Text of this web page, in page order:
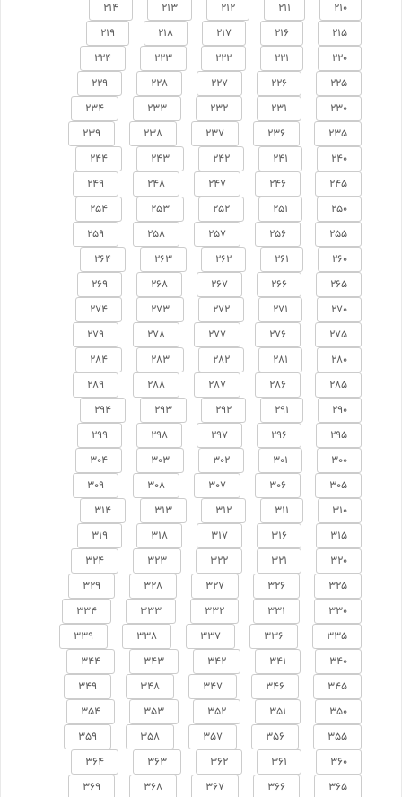
210
211
212
213
214
215
216
217
218
219
220
221
222
223
224
225
226
227
228
229
230
231
232
233
234
235
236
237
238
239
240
241
242
243
244
245
246
247
248
249
250
251
252
253
254
255
256
257
258
259
260
261
262
263
264
265
266
267
268
269
270
271
272
273
274
275
276
277
278
279
280
281
282
283
284
285
286
287
288
289
290
291
292
293
294
295
296
297
298
299
300
301
302
303
304
305
306
307
308
309
310
311
312
313
314
315
316
317
318
319
320
321
322
323
324
325
326
327
328
329
330
331
332
333
334
335
336
337
338
339
340
341
342
343
344
345
346
347
348
349
350
351
352
353
354
355
356
357
358
359
360
361
362
363
364
365
366
367
368
369